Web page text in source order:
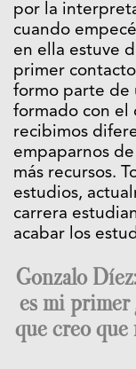
por la
cuando
en ella estuve
primer
formo parte de
formado con el
recibimos
empaparnos
más recursos.
estudios,
carrera
acabar los
Gonzalo
es mi primer
que creo